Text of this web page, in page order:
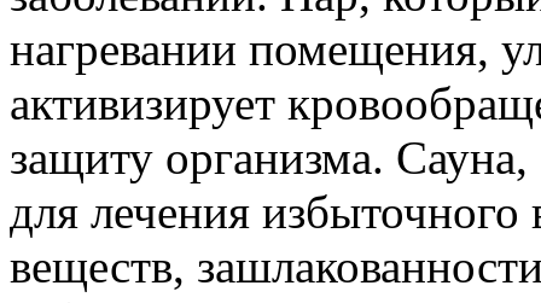
нагревании помещения,
активизирует
защиту организма.
для лечения
веществ,